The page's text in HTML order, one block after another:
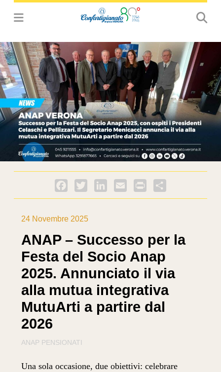
Facebook
Twitter LinkedInEmail PrintFriendly
24 Novembre 2025
ANAP – Successo per la
Festa del Socio Anap
2025. Annunciato il via
alla mutua integrativa
MutuArti a partire dal
2026
ANAP PENSIONATI
Una sola occasione, due obiettivi: celebrare